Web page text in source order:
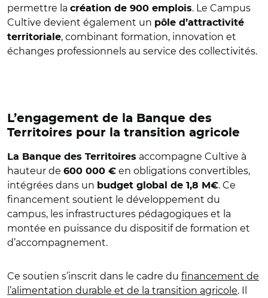
permettre la création de 900 emplois. Le Campus
Cultive devient également un pôle d’attractivité
territoriale, combinant formation, innovation et
échanges professionnels au service des collectivités.
L’engagement de la Banque des
Territoires pour la transition agricole
La Banque des Territoires accompagne Cultive à
hauteur de 600 000 € en obligations convertibles,
intégrées dans un budget global de 1,8 M€. Ce
financement soutient le développement du
campus, les infrastructures pédagogiques et la
montée en puissance du dispositif de formation et
d’accompagnement.
Ce soutien s’inscrit dans le cadre du financement de
l’alimentation durable et de la transition agricole. Il